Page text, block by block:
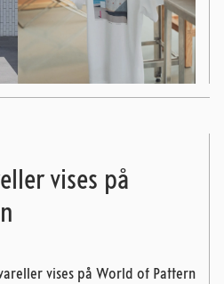
vises på